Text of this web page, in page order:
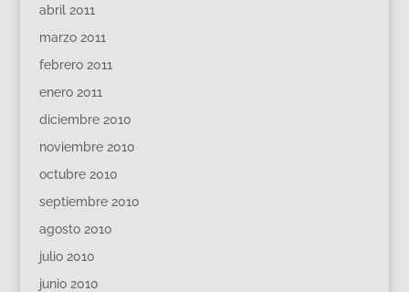
abril 2011
marzo 2011
febrero 2011
enero 2011
diciembre 2010
noviembre 2010
octubre 2010
septiembre 2010
agosto 2010
julio 2010
junio 2010